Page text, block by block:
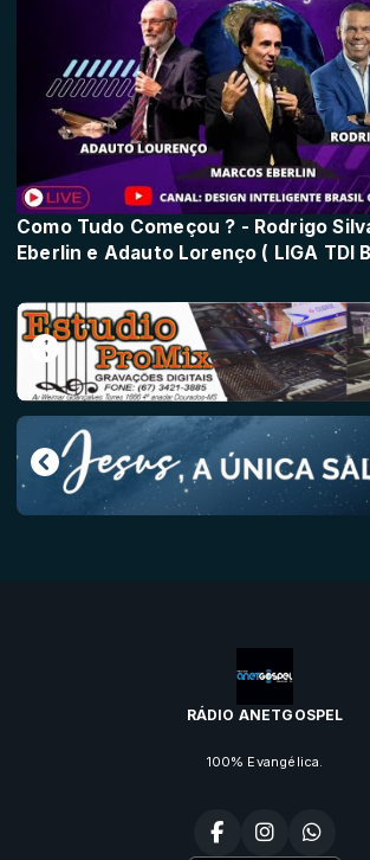
Como Tudo Começou ? - Rodrigo
Eberlin e Adauto Lorenço ( LIGA TDI
RÁDIO ANETGOSPEL
100% Evangélica.